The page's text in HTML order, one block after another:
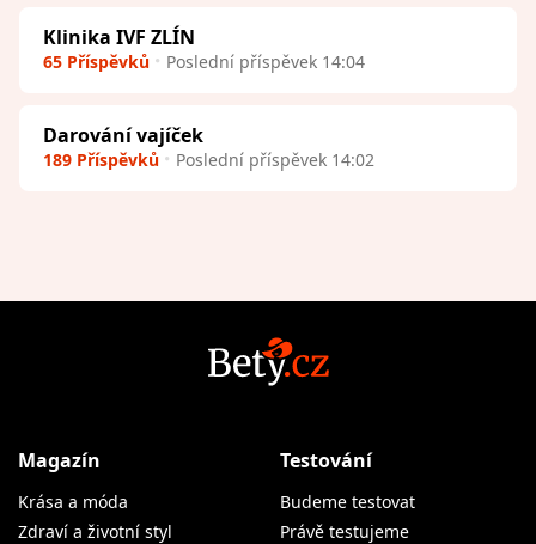
Klinika IVF ZLÍN
65 Příspěvků Poslední příspěvek 14:04
Darování vajíček
189 Příspěvků Poslední příspěvek 14:02
Magazín
Krása a móda
Zdraví a životní styl
Testování
Budeme testovat
Právě testujeme